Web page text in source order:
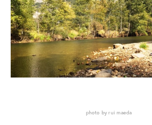
photo by rui maeda